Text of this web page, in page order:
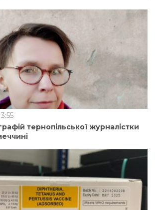
тернопільської журналістки